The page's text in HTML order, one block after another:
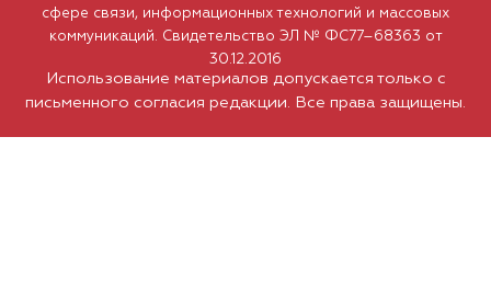
Использование материалов допускается только с
письменного согласия редакции. Все права защищены.
сфере связи, информационных технологий и массовых
коммуникаций. Свидетельство ЭЛ № ФС77–68363 от
30.12.2016